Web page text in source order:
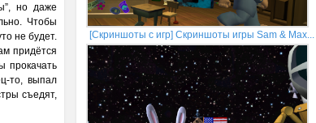
но даже
Чтобы
не будет.
придётся
прокачать
то, выпал
съедят,
[Скриншоты с игр] Скриншоты игры Sam & Max...